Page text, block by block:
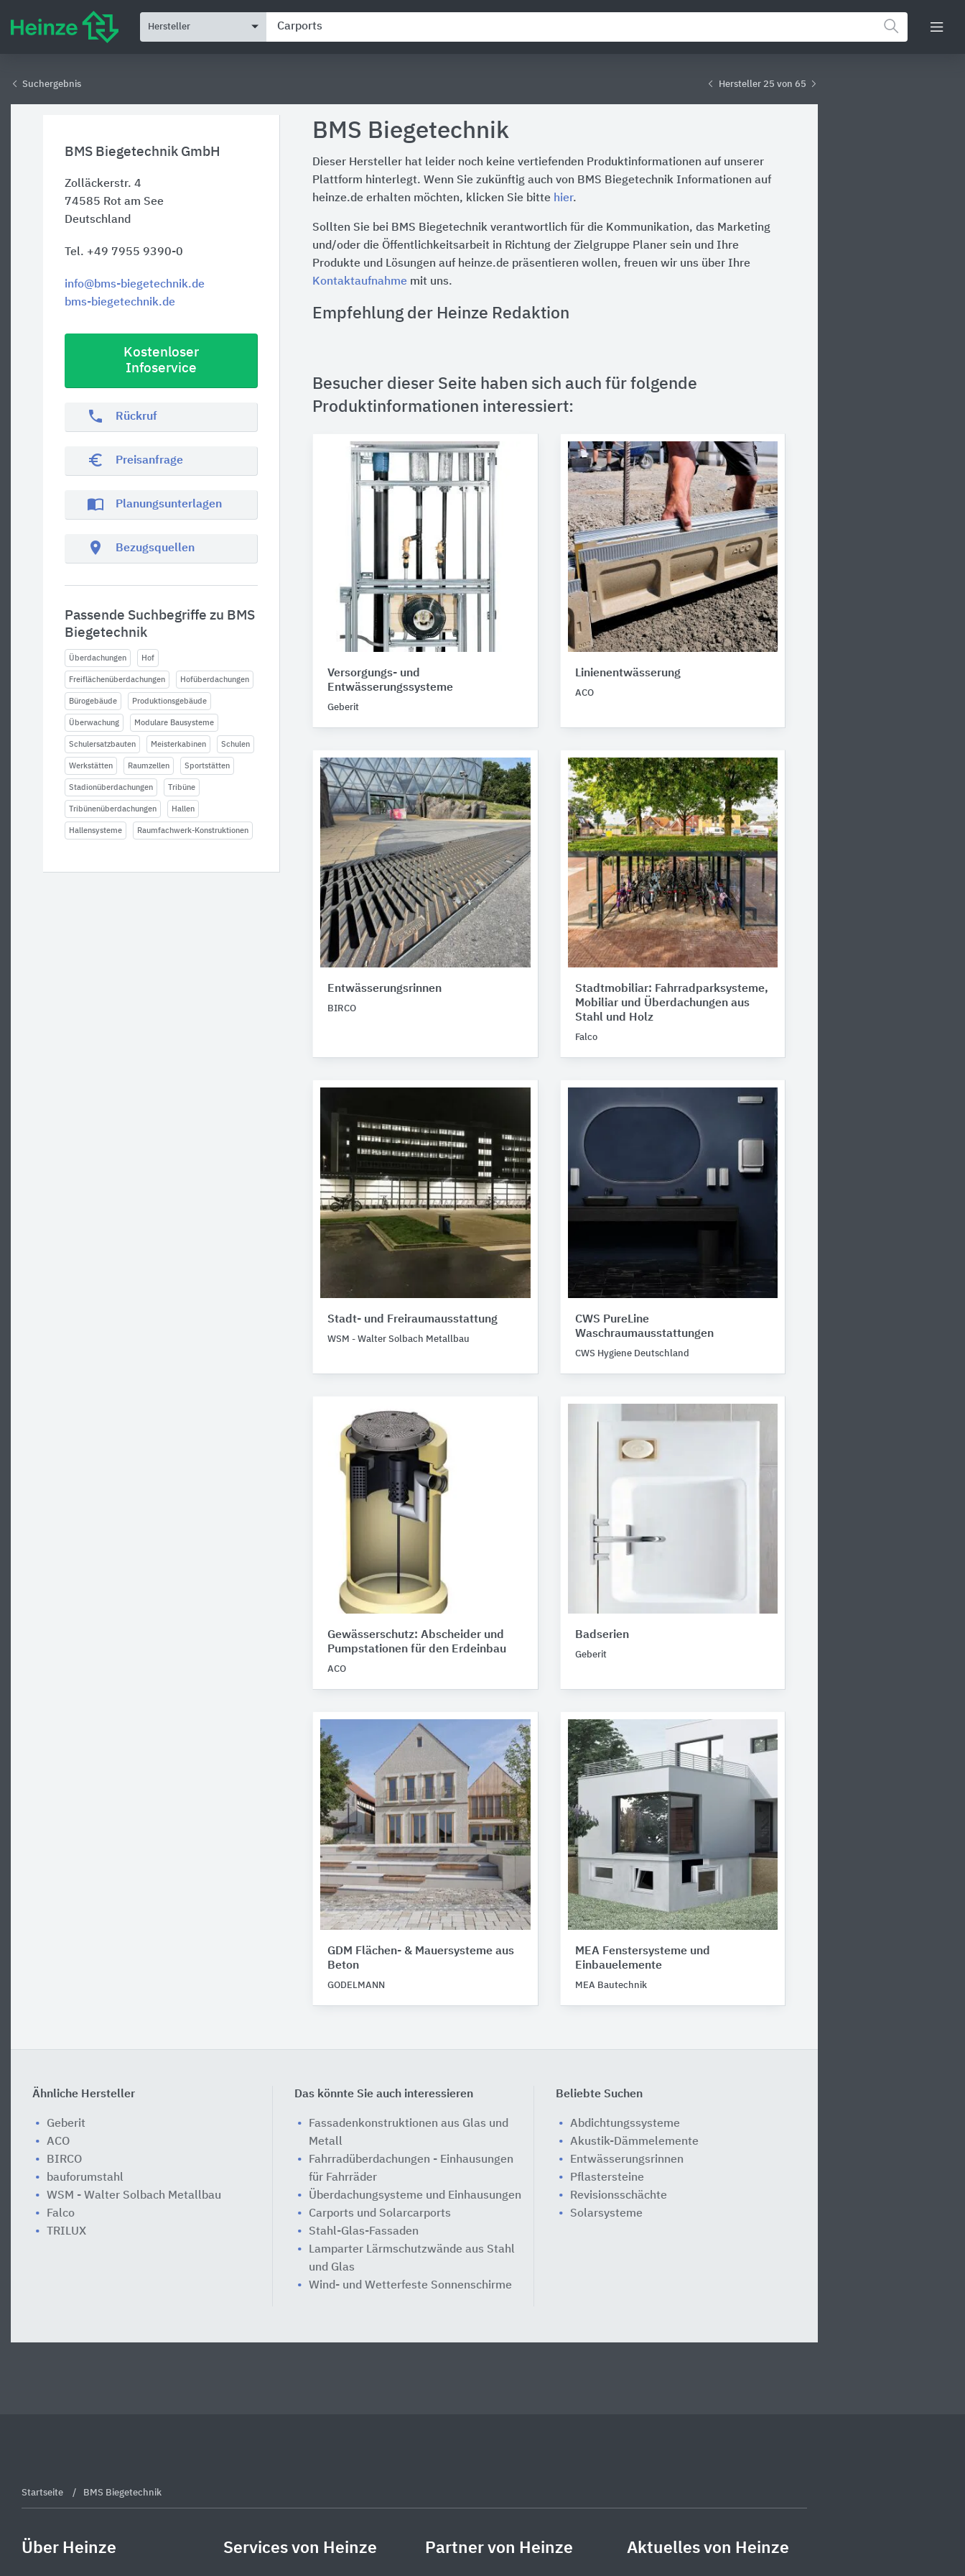
Hersteller
Suchergebnis Hersteller 25 von 65
BMS Biegetechnik GmbH
Zolläckerstr. 4
74585 Rot am See
Deutschland
Tel. +49 7955 9390-0
info@bms-biegetechnik.de
bms-biegetechnik.de
Kostenloser
Infoservice
phone Rückruf
euro_symbol Preisanfrage
import_contacts Planungsunterlagen
location_on Bezugsquellen
Passende Suchbegriffe zu BMS
Biegetechnik
Überdachungen Hof
Freiflächenüberdachungen Hofüberdachungen
Bürogebäude Produktionsgebäude
Überwachung Modulare Bausysteme
Schulersatzbauten Meisterkabinen Schulen
Werkstätten Raumzellen Sportstätten
Stadionüberdachungen Tribüne
Tribünenüberdachungen Hallen
Hallensysteme Raumfachwerk-Konstruktionen
BMS Biegetechnik
Dieser Hersteller hat leider noch keine vertiefenden Produktinformationen auf unserer
Plattform hinterlegt. Wenn Sie zukünftig auch von BMS Biegetechnik Informationen auf
heinze.de erhalten möchten, klicken Sie bitte hier.
Sollten Sie bei BMS Biegetechnik verantwortlich für die Kommunikation, das Marketing
und/oder die Öffentlichkeitsarbeit in Richtung der Zielgruppe Planer sein und Ihre
Produkte und Lösungen auf heinze.de präsentieren wollen, freuen wir uns über Ihre
Kontaktaufnahme mit uns.
Empfehlung der Heinze Redaktion
Besucher dieser Seite haben sich auch für folgende
Produktinformationen interessiert:
Versorgungs- und
Entwässerungssysteme
Geberit
Linienentwässerung
ACO
Entwässerungsrinnen
BIRCO
Stadtmobiliar: Fahrradparksysteme,
Mobiliar und Überdachungen aus
Stahl und Holz
Falco
Stadt- und Freiraumausstattung
WSM - Walter Solbach Metallbau
CWS PureLine
Waschraumausstattungen
CWS Hygiene Deutschland
Gewässerschutz: Abscheider und
Pumpstationen für den Erdeinbau
ACO
Badserien
Geberit
GDM Flächen- & Mauersysteme aus
Beton
GODELMANN
MEA Fenstersysteme und
Einbauelemente
MEA Bautechnik
Ähnliche Hersteller
Geberit
ACO
BIRCO
bauforumstahl
WSM - Walter Solbach Metallbau
Falco
TRILUX
Das könnte Sie auch interessieren
Fassadenkonstruktionen aus Glas und
Metall
Fahrradüberdachungen - Einhausungen
für Fahrräder
Überdachungsysteme und Einhausungen
Carports und Solarcarports
Stahl-Glas-Fassaden
Lamparter Lärmschutzwände aus Stahl
und Glas
Wind- und Wetterfeste Sonnenschirme
Beliebte Suchen
Abdichtungssysteme
Akustik-Dämmelemente
Entwässerungsrinnen
Pflastersteine
Revisionsschächte
Solarsysteme
Startseite BMS Biegetechnik
Über Heinze Services von Heinze Partner von Heinze Aktuelles von Heinze